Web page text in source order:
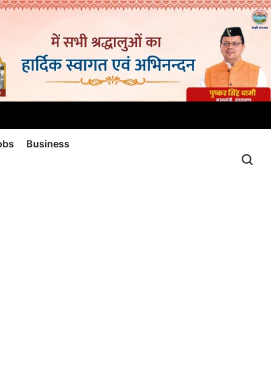
Business